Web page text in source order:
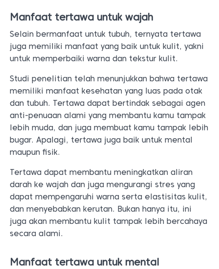
Manfaat tertawa untuk wajah
Selain bermanfaat untuk tubuh, ternyata tertawa
juga memiliki manfaat yang baik untuk kulit, yakni
untuk memperbaiki warna dan tekstur kulit.
Studi penelitian telah menunjukkan bahwa tertawa
memiliki manfaat kesehatan yang luas pada otak
dan tubuh. Tertawa dapat bertindak sebagai agen
anti-penuaan alami yang membantu kamu tampak
lebih muda, dan juga membuat kamu tampak lebih
bugar. Apalagi, tertawa juga baik untuk mental
maupun fisik.
Tertawa dapat membantu meningkatkan aliran
darah ke wajah dan juga mengurangi stres yang
dapat mempengaruhi warna serta elastisitas kulit,
dan menyebabkan kerutan. Bukan hanya itu, ini
juga akan membantu kulit tampak lebih bercahaya
secara alami.
Manfaat tertawa untuk mental